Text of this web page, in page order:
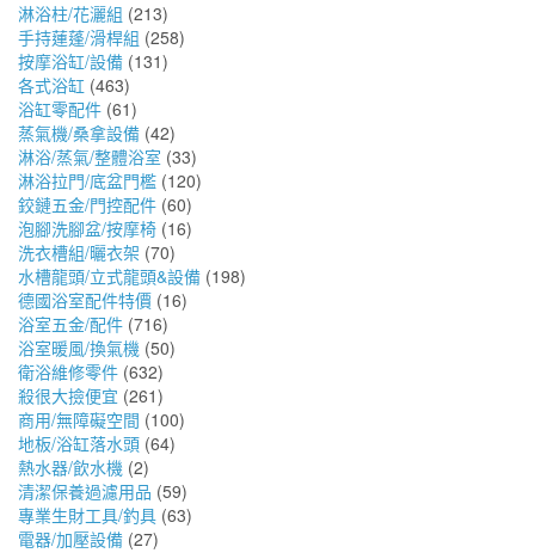
淋浴柱/花灑組 (213)
手持蓮蓬/滑桿組 (258)
按摩浴缸/設備 (131)
各式浴缸 (463)
浴缸零配件 (61)
蒸氣機/桑拿設備 (42)
淋浴/蒸氣/整體浴室 (33)
淋浴拉門/底盆門檻 (120)
鉸鏈五金/門控配件 (60)
泡腳洗腳盆/按摩椅 (16)
洗衣槽組/曬衣架 (70)
水槽龍頭/立式龍頭&設備 (198)
德國浴室配件特價 (16)
浴室五金/配件 (716)
浴室暖風/換氣機 (50)
衛浴維修零件 (632)
殺很大撿便宜 (261)
商用/無障礙空間 (100)
地板/浴缸落水頭 (64)
熱水器/飲水機 (2)
清潔保養過濾用品 (59)
專業生財工具/釣具 (63)
電器/加壓設備 (27)